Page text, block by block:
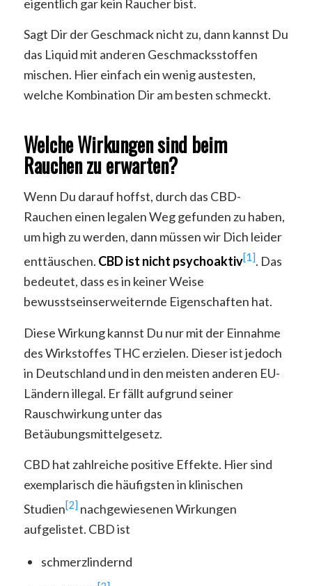
eigentlich gar kein Raucher bist.
Sagt Dir der Geschmack nicht zu, dann kannst Du
das Liquid mit anderen Geschmacksstoffen
mischen. Hier einfach ein wenig austesten,
welche Kombination Dir am besten schmeckt.
Welche Wirkungen sind beim
Rauchen zu erwarten?
Wenn Du darauf hoffst, durch das CBD-
Rauchen einen legalen Weg gefunden zu haben,
um high zu werden, dann müssen wir Dich leider
enttäuschen. CBD ist nicht psychoaktiv[1]. Das
bedeutet, dass es in keiner Weise
bewusstseinserweiternde Eigenschaften hat.
Diese Wirkung kannst Du nur mit der Einnahme
des Wirkstoffes THC erzielen. Dieser ist jedoch
in Deutschland und in den meisten anderen EU-
Ländern illegal. Er fällt aufgrund seiner
Rauschwirkung unter das
Betäubungsmittelgesetz.
CBD hat zahlreiche positive Effekte. Hier sind
exemplarisch die häufigsten in klinischen
Studien[2] nachgewiesenen Wirkungen
aufgelistet. CBD ist
schmerzlindernd